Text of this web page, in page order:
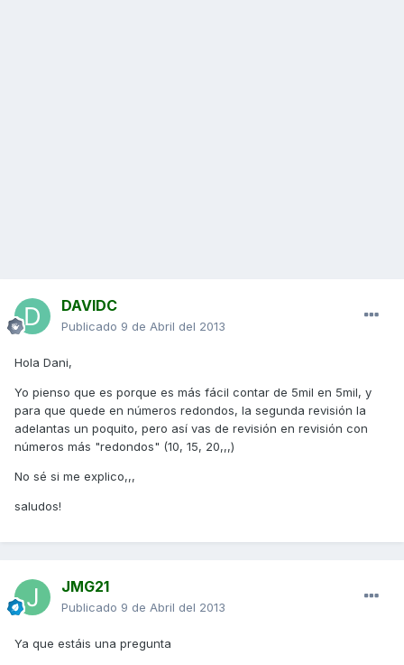
DAVIDC
Publicado 9 de Abril del 2013
Hola Dani,
Yo pienso que es porque es más fácil contar de 5mil en 5mil, y
para que quede en números redondos, la segunda revisión la
adelantas un poquito, pero así vas de revisión en revisión con
números más "redondos" (10, 15, 20,,,)
No sé si me explico,,,
saludos!
JMG21
Publicado 9 de Abril del 2013
Ya que estáis una pregunta